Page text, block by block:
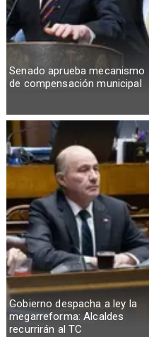
Senado aprueba mecanismo
de compensación municipal
Gobierno despacha a ley la
megarreforma: Alcaldes
recurrirán al TC